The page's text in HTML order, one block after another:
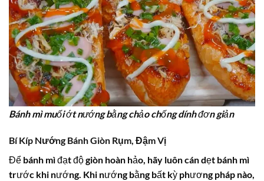
Bánh mì muối ớt nướng bằng chảo chống dính đơn giản
Bí Kíp Nướng Bánh Giòn Rụm, Đậm Vị
Để bánh mì đạt độ giòn hoàn hảo, hãy luôn cán dẹt bánh mì
trước khi nướng. Khi nướng bằng bất kỳ phương pháp nào,